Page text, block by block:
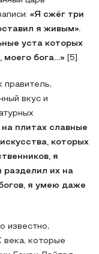
«Я сжёг три
я живым».
уста которых
моего бога…»
[5].
вкус и
плитах славные
которых
я
разделил их на
я умею даже
известно,
века, которые